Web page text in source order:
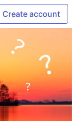
Create account